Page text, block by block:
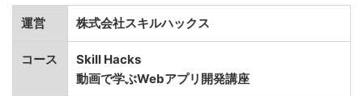
運営 株式会社スキルハックス
コース
Skill Hacks
動画で学ぶWebアプリ開発講座